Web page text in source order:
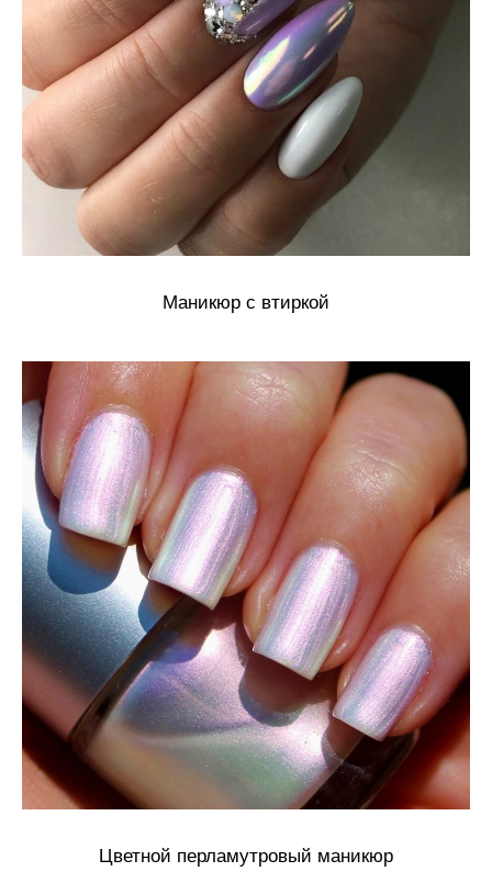
Маникюр с втиркой
Цветной перламутровый маникюр